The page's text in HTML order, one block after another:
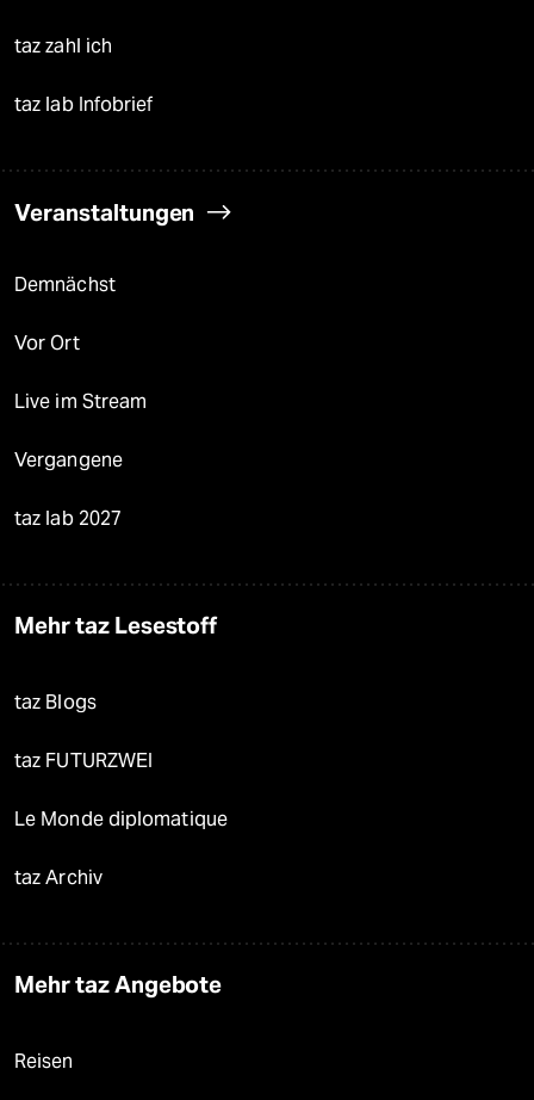
taz zahl ich
taz lab Infobrief
Veranstaltungen
Demnächst
Vor Ort
Live im Stream
Vergangene
taz lab 2027
Mehr taz Lesestoff
taz Blogs
taz FUTURZWEI
Le Monde diplomatique
taz Archiv
Mehr taz Angebote
Reisen